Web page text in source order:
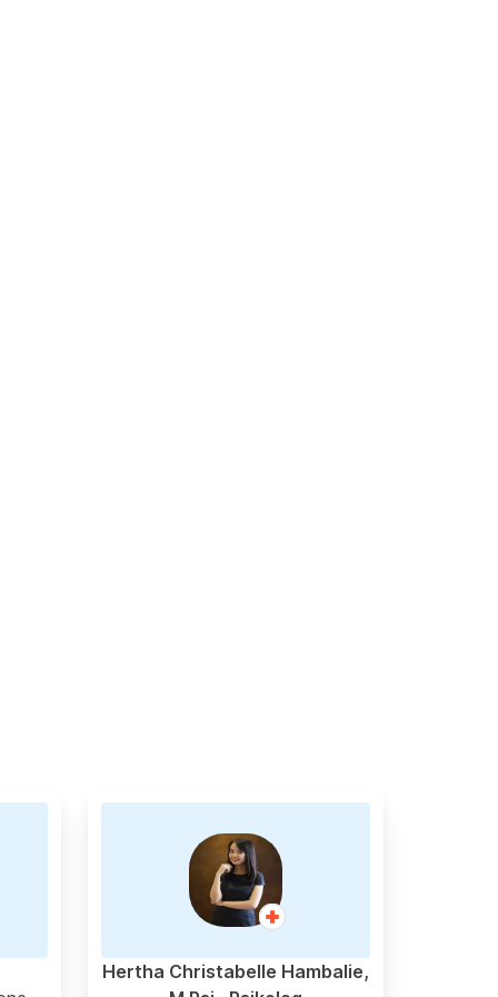
Hertha Christabelle Hambalie,